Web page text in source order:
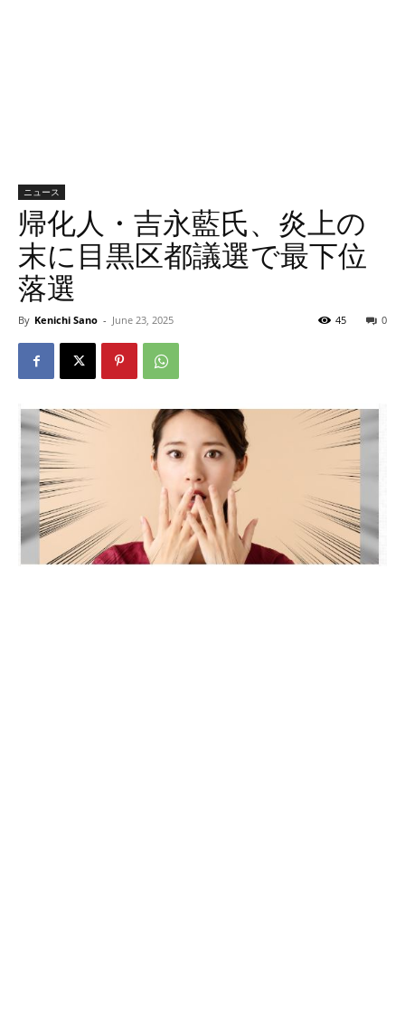
ニュース
帰化人・吉永藍氏、炎上の
末に目黒区都議選で最下位
落選
By Kenichi Sano - June 23, 2025 0
45